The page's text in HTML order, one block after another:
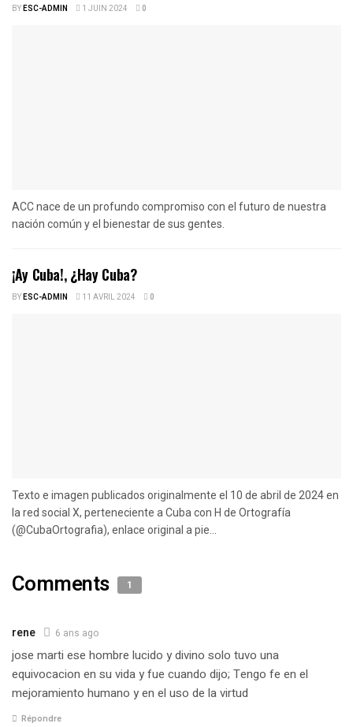
BYESC-ADMIN 1 JUIN 2024 0
ACC nace de un profundo compromiso con el futuro de nuestra
nación común y el bienestar de sus gentes.
¡Ay Cuba!, ¿Hay Cuba?
BYESC-ADMIN 11 AVRIL 2024 0
Texto e imagen publicados originalmente el 10 de abril de 2024 en
la red social X, perteneciente a Cuba con H de Ortografía
(@CubaOrtografia), enlace original a pie...
Comments 1
rene 6 ans ago
jose marti ese hombre lucido y divino solo tuvo una
equivocacion en su vida y fue cuando dijo; Tengo fe en el
mejoramiento humano y en el uso de la virtud
Répondre